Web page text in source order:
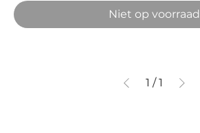
Niet op voorraad
1 / 1